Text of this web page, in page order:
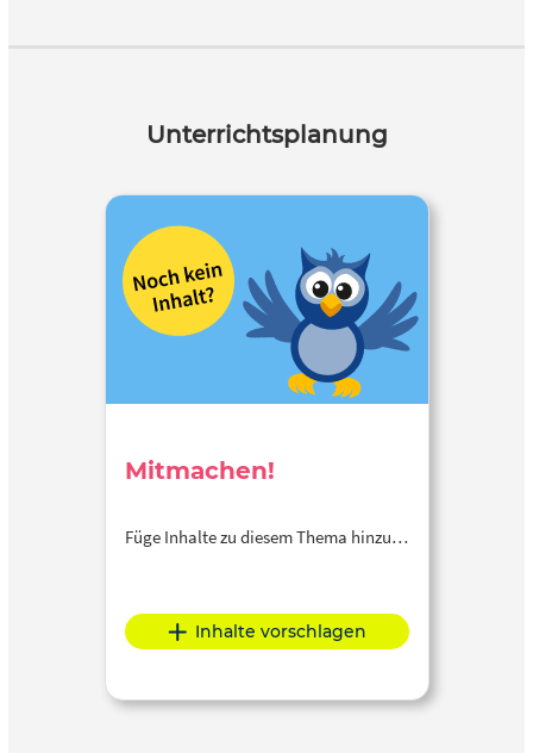
Unterrichtsplanung
Mitmachen!
Füge Inhalte zu diesem Thema hinzu…
Inhalte vorschlagen